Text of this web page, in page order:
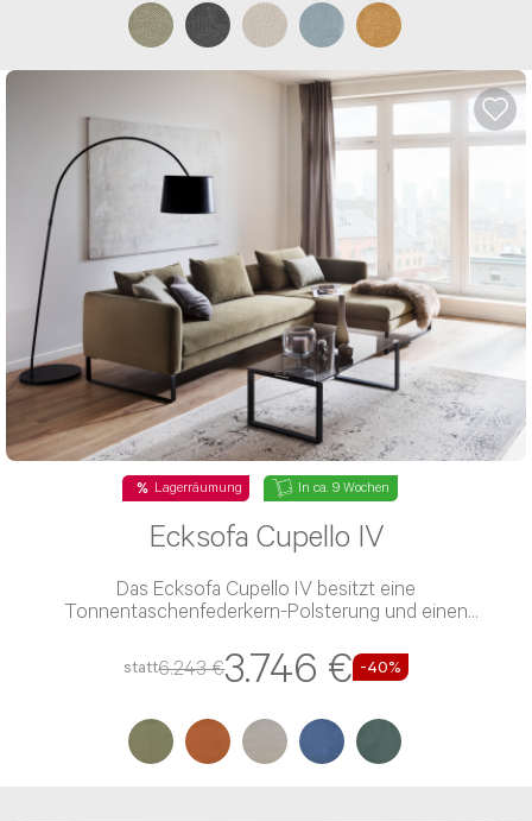
Lagerräumung In ca. 9 Wochen
Ecksofa Cupello IV
Das Ecksofa Cupello IV besitzt eine
Tonnentaschenfederkern-Polsterung und einen
statt6.243 €3.746 € -40%